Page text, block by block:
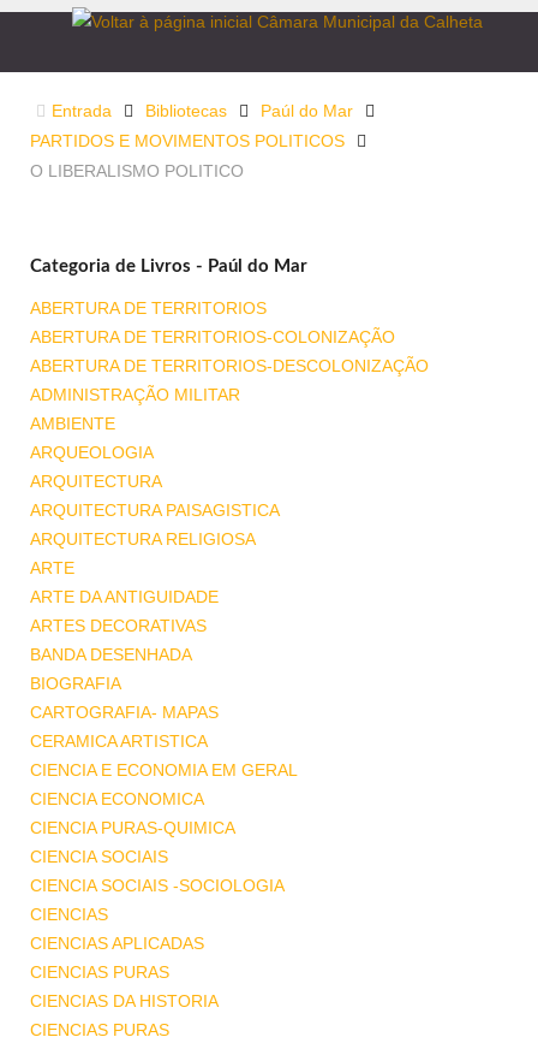
Entrada Bibliotecas
Paúl do Mar
PARTIDOS E MOVIMENTOS POLITICOS
O LIBERALISMO POLITICO
Categoria de Livros - Paúl do Mar
ABERTURA DE TERRITORIOS
ABERTURA DE TERRITORIOS-COLONIZAÇÃO
ABERTURA DE TERRITORIOS-DESCOLONIZAÇÃO
ADMINISTRAÇÃO MILITAR
AMBIENTE
ARQUEOLOGIA
ARQUITECTURA
ARQUITECTURA PAISAGISTICA
ARQUITECTURA RELIGIOSA
ARTE
ARTE DA ANTIGUIDADE
ARTES DECORATIVAS
BANDA DESENHADA
BIOGRAFIA
CARTOGRAFIA- MAPAS
CERAMICA ARTISTICA
CIENCIA E ECONOMIA EM GERAL
CIENCIA ECONOMICA
CIENCIA PURAS-QUIMICA
CIENCIA SOCIAIS
CIENCIA SOCIAIS -SOCIOLOGIA
CIENCIAS
CIENCIAS APLICADAS
CIENCIAS PURAS
CIENCIAS DA HISTORIA
CIENCIAS PURAS